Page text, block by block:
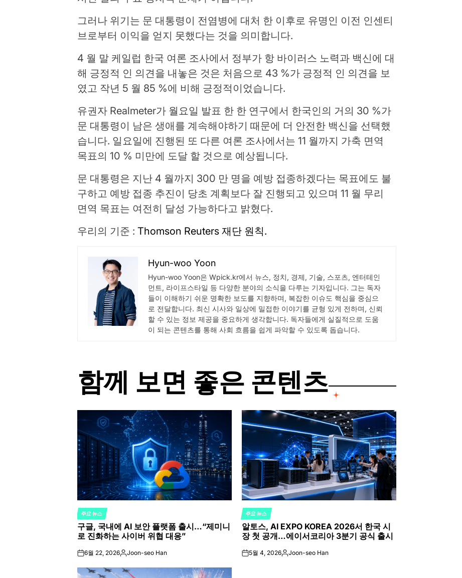
그러나 위기는 문 대통령이 전염병에 대처 한 이후로 유명인 이전 인센티
브로부터 이익을 얻지 못했다는 것을 의미합니다.
4 월 말 케일럽 한국 여론 조사에서 정부가 항 바이러스 노력과 백신에 대
해 긍정적 인 의견을 내놓은 것은 처음으로 43 %가 긍정적 인 의견을 보
였고 작년 5 월 85 %에 비해 긍정적이었습니다.
유권자 Realmeter가 월요일 발표 한 한 연구에서 한국인의 거의 30 %가
문 대통령이 남은 생애를 계속해야하기 때문에 더 안전한 백신을 선택했
습니다. 일요일에 진행된 또 다른 여론 조사에서는 11 월까지 가축 면역
목표의 10 % 미만에 도달 할 것으로 예상됩니다.
문 대통령은 지난 4 월까지 300 만 명을 예방 접종하겠다는 목표에도 불
구하고 예방 접종 추진이 당초 계획보다 잘 진행되고 있으며 11 월 무리
면역 목표는 여전히 달성 가능하다고 밝혔다.
우리의 기준 :Thomson Reuters 재단 원칙.
Hyun-woo Yoon
Hyun-woo Yoon은 Wpick.kr에서 뉴스, 정치, 경제, 기술, 스포츠, 엔터테인
먼트, 라이프스타일 등 다양한 분야의 소식을 다루는 기자입니다. 그는 독자
들이 이해하기 쉬운 명확한 보도를 지향하며, 복잡한 이슈도 핵심을 중심으
로 전달합니다. 최신 시사와 일상에 밀접한 이야기를 균형 있게 전하며, 신뢰
할 수 있는 정보 제공을 중요하게 생각합니다. 독자들에게 실질적으로 도움
이 되는 콘텐츠를 통해 사회 흐름을 쉽게 파악할 수 있도록 돕습니다.
함께 보면 좋은 콘텐츠
POSTED
IN
주요 뉴스
구글, 국내에 AI 보안 플랫폼 출시…“제미니
로 진화하는 사이버 위협 대응”
on6월 22, 2026Posted
Joon-seo Han
POSTED
IN
주요 뉴스
알토스, AI EXPO KOREA 2026서 한국 시
장 첫 공개…에이서코리아 3분기 공식 출시
on5월 4, 2026Posted
Joon-seo Han